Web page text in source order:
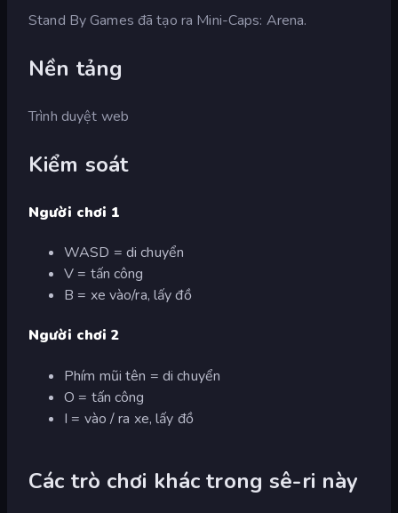
Stand By Games đã tạo ra Mini-Caps: Arena.
Nền tảng
Trình duyệt web
Kiểm soát
Người chơi 1
WASD = di chuyển
V = tấn công
B = xe vào/ra, lấy đồ
Người chơi 2
Phím mũi tên = di chuyển
O = tấn công
I = vào / ra xe, lấy đồ
Các trò chơi khác trong sê-ri này